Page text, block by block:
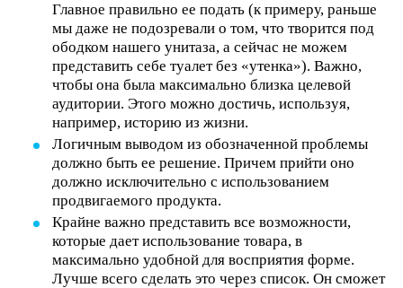
Главное правильно ее подать (к примеру, раньше
мы даже не подозревали о том, что творится под
ободком нашего унитаза, а сейчас не можем
представить себе туалет без «утенка»). Важно,
чтобы она была максимально близка целевой
аудитории. Этого можно достичь, используя,
например, историю из жизни.
Логичным выводом из обозначенной проблемы
должно быть ее решение. Причем прийти оно
должно исключительно с использованием
продвигаемого продукта.
Крайне важно представить все возможности,
которые дает использование товара, в
максимально удобной для восприятия форме.
Лучше всего сделать это через список. Он сможет